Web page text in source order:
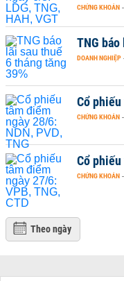
CHỨNG KHOÁN -
TNG
DOANH NGHIỆP
Cổ phiếu
CHỨNG KHOÁN -
Cổ phiếu
CHỨNG KHOÁN -
Theo ngày